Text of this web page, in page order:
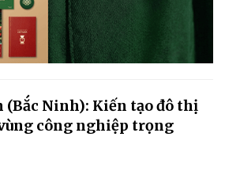
(Bắc Ninh): Kiến tạo đô thị
công nghiệp trọng